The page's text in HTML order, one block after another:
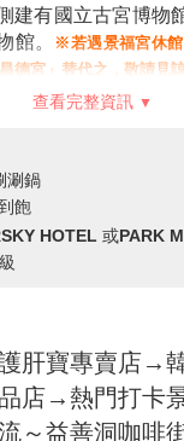
建有國立古宮博物
館。
※若遇景福宮休
德宮」替代之，敬請見諒
擁有朝鮮時代瓦屋
築形式。北村韓屋
與首爾一同走過
闕之間的傳統韓屋
巷弄，更可觀覽
體會最美的藝術氣
館或滿座，行程將作先
查看完整資訊
涮鍋
飽
HOTEL 或PARK
肝寶專賣店→
店→熱門打卡
～益善洞咖啡